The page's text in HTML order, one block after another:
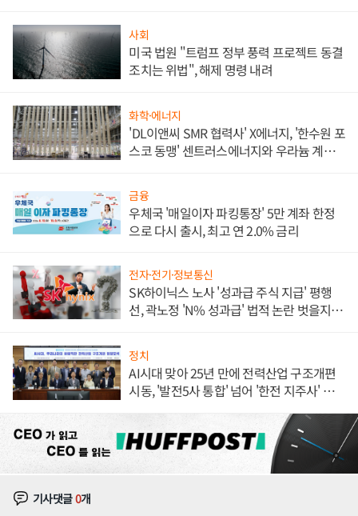
사회
미국 법원 "트럼프 정부 풍력 프로젝트 동결
조치는 위법", 해제 명령 내려
화학·에너지
'DL이앤씨 SMR 협력사' X에너지, '한수원 포
스코 동맹' 센트러스에너지와 우라늄 계약
금융
우체국 '매일이자 파킹통장' 5만 계좌 한정
으로 다시 출시, 최고 연 2.0% 금리
전자·전기·정보통신
SK하이닉스 노사 '성과급 주식 지급' 평행
선, 곽노정 'N% 성과급' 법적 논란 벗을지 주
정치
AI시대 맞아 25년 만에 전력산업 구조개편
시동, '발전5사 통합' 넘어 '한전 지주사' 재편
기사댓글0개